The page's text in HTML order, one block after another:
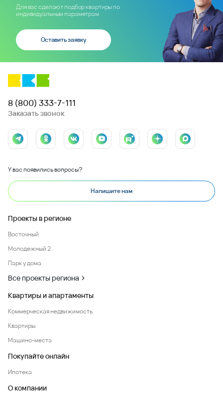
Для вас сделают подбор квартиры по
индивидуальным параметрам
Оставить заявку
8 (800) 333-7-111
Заказать звонок
У вас появились вопросы?
Напишите нам
Проекты в регионе
Восточный
Молодежный 2
Парк у дома
Все проекты региона
Квартиры и апартаменты
Коммерческая недвижимость
Квартиры
Машино-места
Покупайте онлайн
Ипотека
О компании